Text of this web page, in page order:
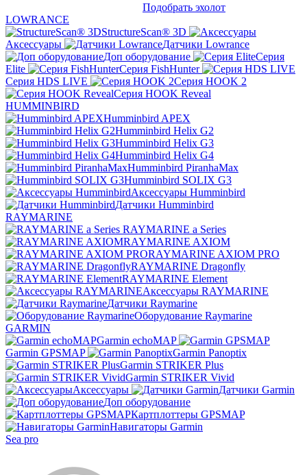
Подобрать эхолот
LOWRANCE
StructureScan® 3D
Аксессуары
Датчики Lowrance
Доп оборудование
Серия
Elite
Серия FishHunter
Серия HDS LIVE
Серия HOOK 2
Серия HOOK Reveal
HUMMINBIRD
Humminbird APEX
Humminbird Helix G2
Humminbird Helix G3
Humminbird Helix G4
Humminbird PiranhaMax
Humminbird SOLIX G3
Аксессуары Humminbird
Датчики Humminbird
RAYMARINE
RAYMARINE a Series
RAYMARINE AXIOM
RAYMARINE AXIOM PRO
RAYMARINE Dragonfly
RAYMARINE Element
Аксессуары RAYMARINE
Датчики Raymarine
Оборудование Raymarine
GARMIN
Garmin echoMAP
Garmin GPSMAP
Garmin Panoptix
Garmin STRIKER Plus
Garmin STRIKER Vivid
Аксессуары
Датчики Garmin
Доп оборудование
Картплоттеры GPSMAP
Навигаторы Garmin
Sea pro